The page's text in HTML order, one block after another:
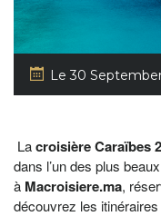
Le 30
Lacroisière Caraïbes
dans l’un des plus
à Macroisiere.ma,
découvrez les